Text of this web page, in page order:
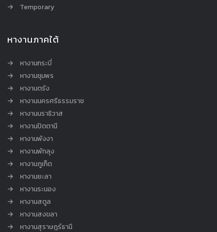
Temporary
หางานภาคใต้
หางานกระบี่
หางานชุมพร
หางานตรัง
หางานนครศรีธรรมราช
หางานนราธิวาส
หางานปัตตานี
หางานพังงา
หางานพัทลุง
หางานภูเก็ต
หางานยะลา
หางานระนอง
หางานสตูล
หางานสงขลา
หางานสุราษฎร์ธานี